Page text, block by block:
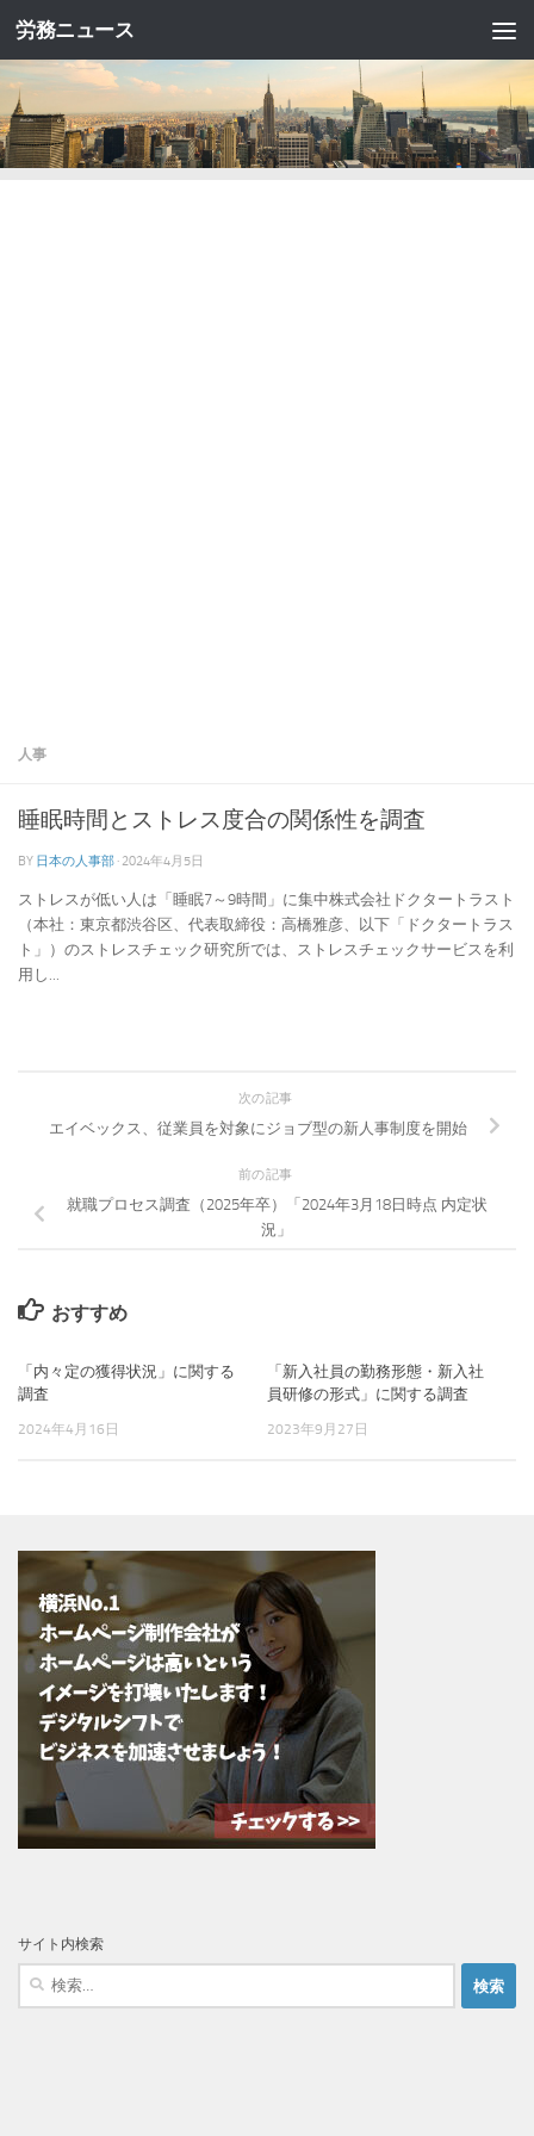
コンテンツへスキップ
労務ニュース
人事
睡眠時間とストレス度合の関係性を調査
BY 日本の人事部 · 2024年4月5日
ストレスが低い人は「睡眠7～9時間」に集中株式会社ドクタートラスト
（本社：東京都渋谷区、代表取締役：高橋雅彦、以下「ドクタートラス
ト」）のストレスチェック研究所では、ストレスチェックサービスを利
用し...
次の記事
エイベックス、従業員を対象にジョブ型の新人事制度を開始
前の記事
就職プロセス調査（2025年卒）「2024年3月18日時点 内定状
況」
おすすめ
「内々定の獲得状況」に関する
調査
2024年4月16日
「新入社員の勤務形態・新入社
員研修の形式」に関する調査
2023年9月27日
サイト内検索
検